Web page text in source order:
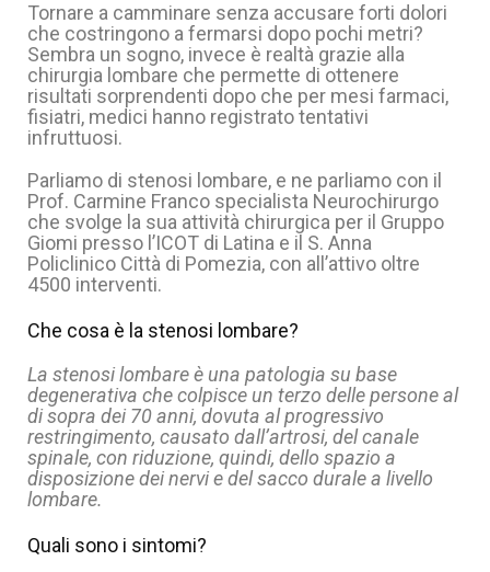
Tornare a camminare senza accusare forti dolori
che costringono a fermarsi dopo pochi metri?
Sembra un sogno, invece è realtà grazie alla
chirurgia lombare che permette di ottenere
risultati sorprendenti dopo che per mesi farmaci,
fisiatri, medici hanno registrato tentativi
infruttuosi.
Parliamo di stenosi lombare, e ne parliamo con il
Prof. Carmine Franco specialista Neurochirurgo
che svolge la sua attività chirurgica per il Gruppo
Giomi presso l’ICOT di Latina e il S. Anna
Policlinico Città di Pomezia, con all’attivo oltre
4500 interventi.
Che cosa è la stenosi lombare?
La stenosi lombare è una patologia su base
degenerativa che colpisce un terzo delle persone al
di sopra dei 70 anni, dovuta al progressivo
restringimento, causato dall’artrosi, del canale
spinale, con riduzione, quindi, dello spazio a
disposizione dei nervi e del sacco durale a livello
lombare.
Quali sono i sintomi?